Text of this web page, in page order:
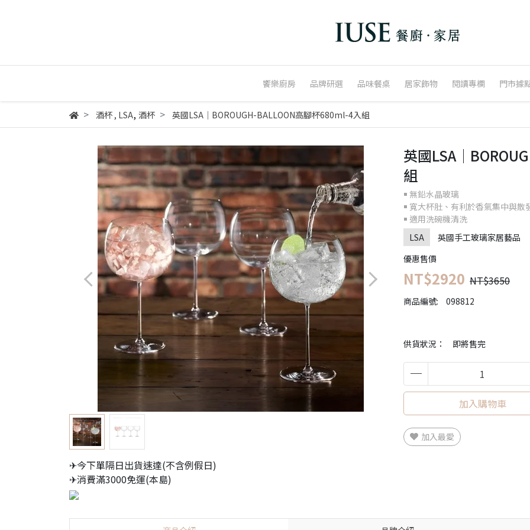
饗樂廚房 品牌研選 品味餐桌 居家飾物 閱讀專欄 門市據
酒杯, LSA, 酒杯 英國LSA│BOROUGH-BALLOON高腳杯680ml-4入組
英國
組
￭ 無鉛水晶玻璃
￭ 寬大杯肚、有利於香氣集中與散
￭ 適用洗碗機清洗
LSA
英國手工玻璃家居藝品
優惠售價
NT$2920 NT$3650
商品編號: 098812
供貨狀況： 即將售完
加入購物車
加入最愛
✈今下單隔日出貨速達(不含例假日)
✈消費滿3000免運(本島)